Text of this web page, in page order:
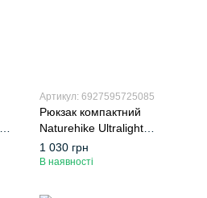
Артикул: 6927595725085
Рюкзак компактний
Naturehike Ultralight
NH17A017-B 22 л, сірий
1 030 грн
В наявності